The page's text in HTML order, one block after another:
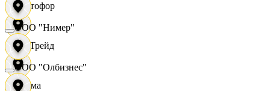
Светофор
СетТрейд
Сигма
ООО "Нимер"
ООО "Олбизнес"